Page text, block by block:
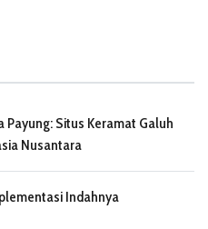
Payung: Situs Keramat Galuh
Nusantara
Indahnya